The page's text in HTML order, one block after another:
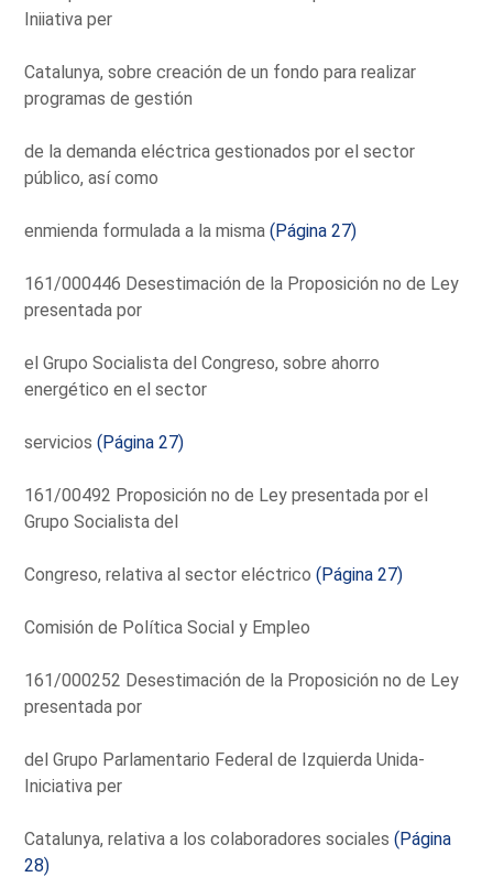
Iniiativa per
Catalunya, sobre creación de un fondo para realizar
programas de gestión
de la demanda eléctrica gestionados por el sector
público, así como
enmienda formulada a la misma(Página 27)
161/000446 Desestimación de la Proposición no de Ley
presentada por
el Grupo Socialista del Congreso, sobre ahorro
energético en el sector
servicios(Página 27)
161/00492 Proposición no de Ley presentada por el
Grupo Socialista del
Congreso, relativa al sector eléctrico(Página 27)
Comisión de Política Social y Empleo
161/000252 Desestimación de la Proposición no de Ley
presentada por
del Grupo Parlamentario Federal de Izquierda Unida-
Iniciativa per
Catalunya, relativa a los colaboradores sociales(Página
28)